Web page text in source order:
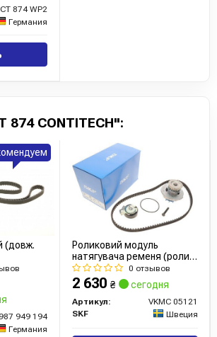
CT 874 WP2
Германия
CONTITECH":
(довж.
949 194
Германия
Роликовий модуль
натягувача ременя (ролик,
ремінь, помпа)0 отзывов
2 630 ₴ сегодня
Артикул:
VKMC 05121
SKF
Швеция